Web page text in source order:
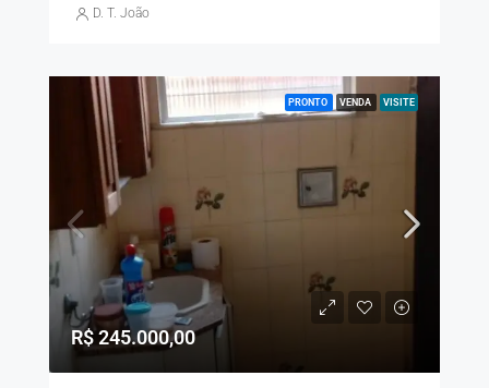
D. T. João
PRONTO VENDA VISITE
R$ 245.000,00